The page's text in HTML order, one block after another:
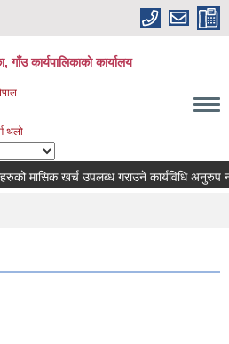
गाँउ कार्यपालिकाको कार्यालय
थलो
मासिक खर्च उपलब्ध गराउने कार्यविधि अनुरुप